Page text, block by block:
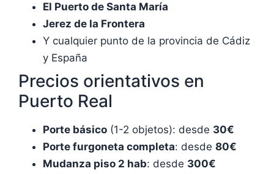
El Puerto de Santa María
Jerez de la Frontera
Y cualquier punto de la provincia de Cádiz
y España
Precios orientativos en
Puerto Real
Porte básico (1-2 objetos): desde 30€
Porte furgoneta completa: desde 80€
Mudanza piso 2 hab: desde 300€